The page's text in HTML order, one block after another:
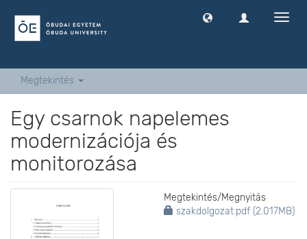
Megtekintés
Egy csarnok napelemes
modernizációja és
monitorozása
Megtekintés/Megnyitás
szakdolgozat.pdf (2.017MB)